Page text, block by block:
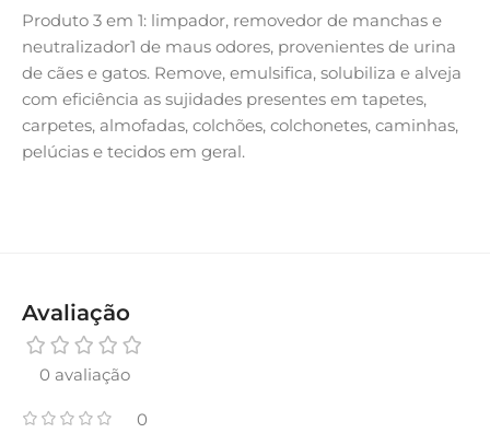
Produto 3 em 1: limpador, removedor de manchas e
neutralizador1 de maus odores, provenientes de urina
de cães e gatos. Remove, emulsifica, solubiliza e alveja
com eficiência as sujidades presentes em tapetes,
carpetes, almofadas, colchões, colchonetes, caminhas,
pelúcias e tecidos em geral.
Avaliação
0 avaliação
0